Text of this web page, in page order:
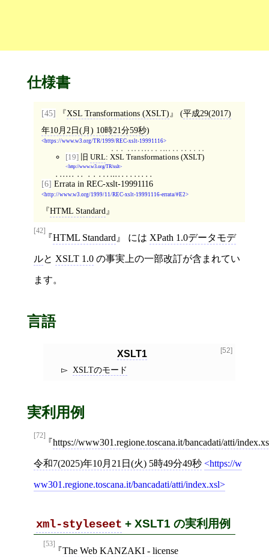
仕様書
[45] XSL Transformations (XSLT) (平成29(2017)
年10月2日(月) 10時21分59秒)
https://www.w3.org/TR/1999/REC-xslt-19991116
[19]旧 URL: XSL Transformations (XSLT)
http://www.w3.org/TR/xslt
[6] Errata in REC-xslt-19991116
http://www.w3.org/1999/11/REC-xslt-19991116-errata/#E2
HTML Standard
[42]
HTML Standard には XPath 1.0データモデ
ルと XSLT 1.0 の事実上の一部改訂が含まれてい
ます。
言語
[52]
XSLT1
XSLTのモード
実利用例
[72]
https://www301.regione.toscana.it/bancadati/atti/
令和7(2025)年10月21日(火) 5時49分49秒 https://w
ww301.regione.toscana.it/bancadati/atti/index.xsl
xml-styleseet + XSLT1 の実利用例
[53]
The Web KANZAKI - license